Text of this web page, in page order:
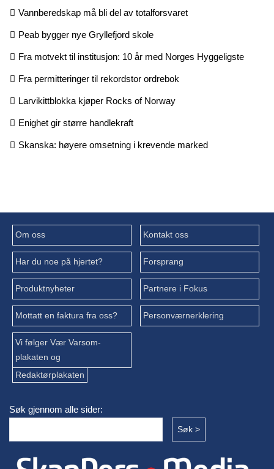
Vannberedskap må bli del av totalforsvaret
Peab bygger nye Gryllefjord skole
Fra motvekt til institusjon: 10 år med Norges Hyggeligste
Fra permitteringer til rekordstor ordrebok
Larvikittblokka kjøper Rocks of Norway
Enighet gir større handlekraft
Skanska: høyere omsetning i krevende marked
Om oss Kontakt oss
Har du noe på hjertet? Forsprang
Produktnyheter Partnere i Fokus
Mottatt en faktura fra oss? Personværnerklering
Vi følger Vær Varsom-
plakaten og
Redaktørplakaten
Søk gjennom alle sider: